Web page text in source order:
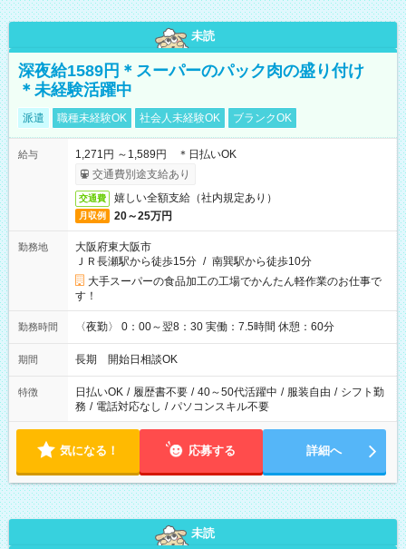
未読
深夜給1589円＊スーパーのパック肉の盛り付け
＊未経験活躍中
派遣 職種未経験OK 社会人未経験OK ブランクOK
給与
1,271円 ～1,589円 ＊日払いOK
交通費別途支給あり
交通費 嬉しい全額支給（社内規定あり）
月収例 20～25万円
勤務地
大阪府東大阪市
ＪＲ長瀬駅から徒歩15分 / 南巽駅から徒歩10分
大手スーパーの食品加工の工場でかんたん軽作業のお仕事で
す！
勤務時間 〈夜勤〉 0：00～翌8：30 実働：7.5時間 休憩：60分
期間 長期 開始日相談OK
特徴 日払いOK / 履歴書不要 / 40～50代活躍中 / 服装自由 / シフト勤
務 / 電話対応なし / パソコンスキル不要
気になる！ 応募する 詳細へ
未読